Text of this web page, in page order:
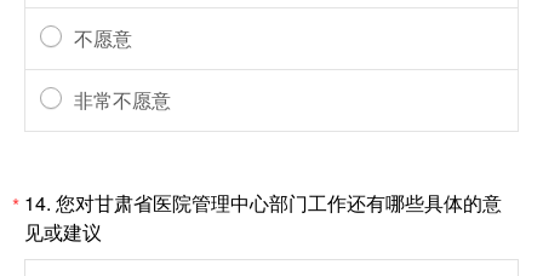
不愿意
非常不愿意
* 14. 您对甘肃省医院管理中心部门工作还有哪些具体的意
见或建议